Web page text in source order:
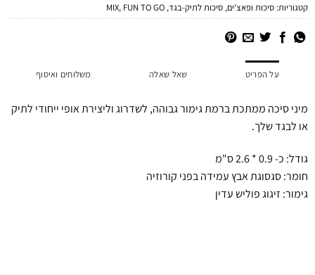
קטגוריות:סיכות ופאצ'ים,סיכות לתיק-בגד,
MIX ,FUN TO GO
על הפריט שאל שאלה משלוחים ואיסוף
מיני סיכה ממתכת ברמת גימור גבוהה, לשדרוג וליצירת אופי ייחודי לתיק
או לבגד שלך.
גודל: כ- 0.9 * 2.6 ס"מ
חומר: סגסוגת אבץ עמידה בפני קורוזיה
גימור: זיגוג פוליש עדין